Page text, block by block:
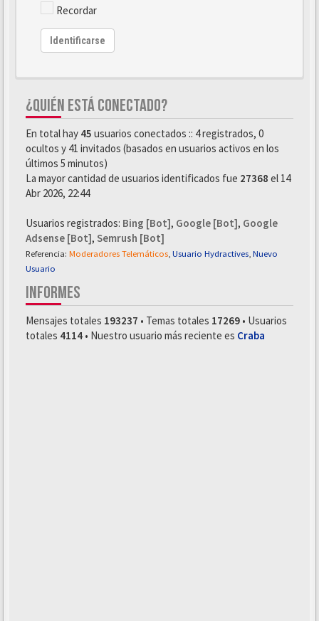
Recordar
Identificarse
¿QUIÉN ESTÁ CONECTADO?
En total hay 45 usuarios conectados :: 4 registrados, 0
ocultos y 41 invitados (basados en usuarios activos en los
últimos 5 minutos)
La mayor cantidad de usuarios identificados fue 27368 el 14
Abr 2026, 22:44
Usuarios registrados: Bing [Bot], Google [Bot], Google
Adsense [Bot], Semrush [Bot]
Referencia: Moderadores Telemáticos Usuario Hydractives Nuevo
Usuario
INFORMES
Mensajes totales 193237 • Temas totales 17269 • Usuarios
totales 4114 • Nuestro usuario más reciente es Craba